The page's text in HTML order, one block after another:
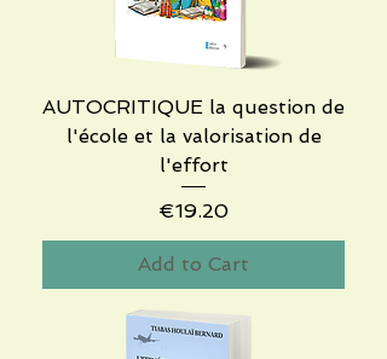
AUTOCRITIQUE la question de
l'école et la valorisation de
l'effort
Price
€19.20
Add to Cart